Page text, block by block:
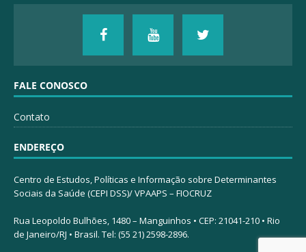
FALE CONOSCO
Contato
ENDEREÇO
Centro de Estudos, Políticas e Informação sobre Determinantes
Sociais da Saúde (CEPI DSS)/ VPAAPS – FIOCRUZ
Rua Leopoldo Bulhões, 1480 – Manguinhos • CEP: 21041-210 • Rio
de Janeiro/RJ • Brasil. Tel: (55 21) 2598-2896.